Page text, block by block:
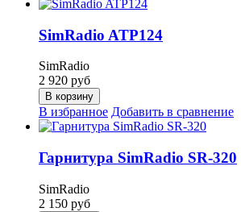
SimRadio ATP124
SimRadio
2 920 руб
В корзину
В избранное Добавить в сравнение
Гарнитура SimRadio SR-320
SimRadio
2 150 руб